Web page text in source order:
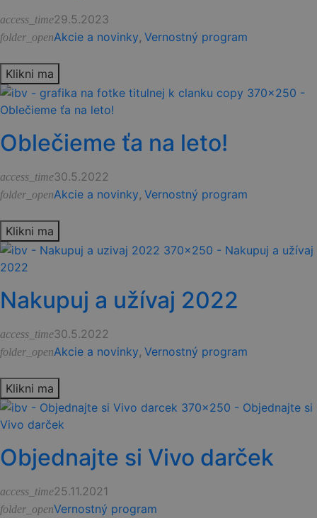
access_time29.5.2023
folder_openAkcie a novinky, Vernostný program
Klikni ma
Oblečieme ťa na leto!
access_time30.5.2022
folder_openAkcie a novinky, Vernostný program
Klikni ma
Nakupuj a užívaj 2022
access_time30.5.2022
folder_openAkcie a novinky, Vernostný program
Klikni ma
Objednajte si Vivo darček
access_time25.11.2021
folder_openVernostný program